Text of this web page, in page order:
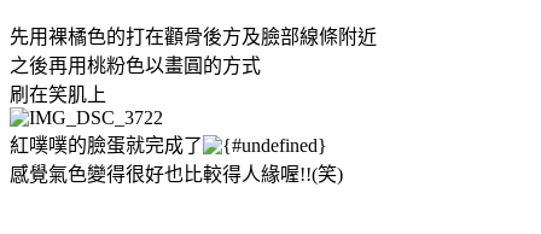
先用裸橘色的打在顴骨後方及臉部線條附近
之後再用桃粉色以畫圓的方式
刷在笑肌上
紅噗噗的臉蛋就完成了
感覺氣色變得很好也比較得人緣喔!!(笑)